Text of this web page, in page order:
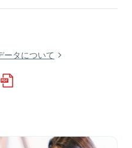
ータについて